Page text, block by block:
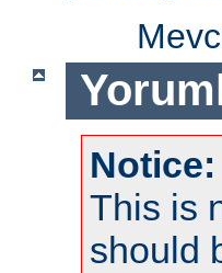
Notice:
This is
should